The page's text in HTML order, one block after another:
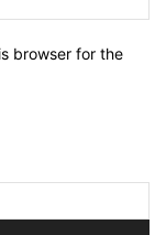
browser for the